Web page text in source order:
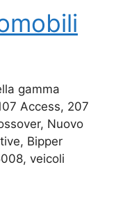
gamma
Access, 207
Nuovo
Bipper
veicoli